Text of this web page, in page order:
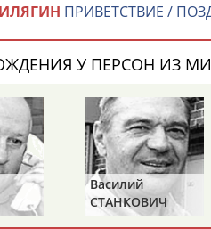
Каримжан
АБДРАХМАНОВ
Абдула
АБДУЛЖАЛИЛОВ
ПРИВЕТСТВИЕ /
У ПЕРСОН ИЗ
Василий
СТАНКОВИЧ